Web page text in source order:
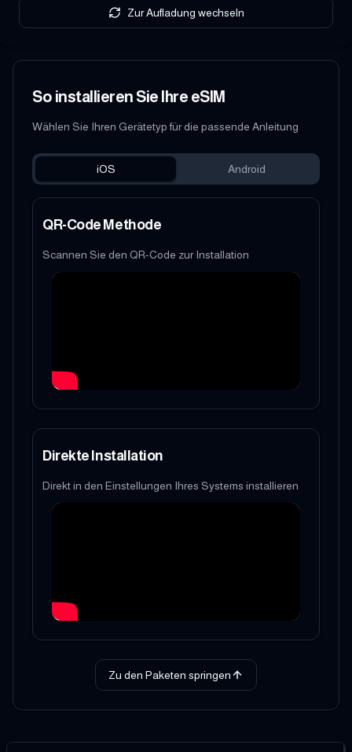
Zur Aufladung wechseln
So installieren Sie Ihre eSIM
Wählen Sie Ihren Gerätetyp für die passende Anleitung
iOS Android
QR-Code Methode
Scannen Sie den QR-Code zur Installation
Direkte Installation
Direkt in den Einstellungen Ihres Systems installieren
Zu den Paketen springen